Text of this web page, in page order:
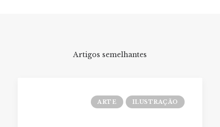
Artigos semelhantes
ARTE ILUSTRAÇÃO